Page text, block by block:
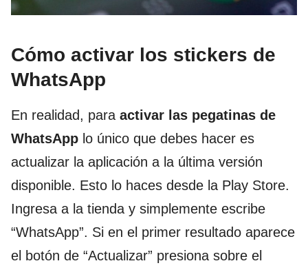
Cómo activar los stickers de
WhatsApp
En realidad, para activar las pegatinas de
WhatsApp lo único que debes hacer es
actualizar la aplicación a la última versión
disponible. Esto lo haces desde la Play Store.
Ingresa a la tienda y simplemente escribe
“WhatsApp”. Si en el primer resultado aparece
el botón de “Actualizar” presiona sobre el